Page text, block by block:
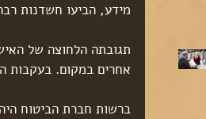
מידע, הביעו חשדנות
תגובתה הלחוצה של
אחרים במקום. בעקבות
ברשות חברת הביטוח